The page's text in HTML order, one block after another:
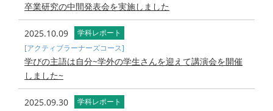
卒業研究の中間発表会を実施しました
2025.10.09
学科レポート
[アクティブラーナーズコース]
学びの主語は自分~学外の学生さんを迎えて講演会を開催
しました~
2025.09.30
学科レポート